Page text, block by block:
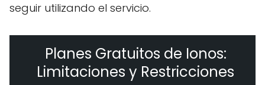
seguir utilizando el servicio.
Planes Gratuitos de Ionos:
Limitaciones y Restricciones